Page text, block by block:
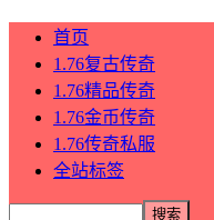
首页
1.76复古传奇
1.76精品传奇
1.76金币传奇
1.76传奇私服
全站标签